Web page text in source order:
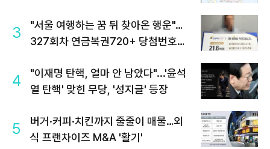
3
"서울 여행하는 꿈 뒤 찾아온 행운"…
327회차 연금복권720+ 당첨번호조
4
"이재명 탄핵, 얼마 안 남았다"...'윤석
열 탄핵' 맞힌 무당, '성지글' 등장
5
버거·커피·치킨까지 줄줄이 매물…외
식 프랜차이즈 M&A '활기'